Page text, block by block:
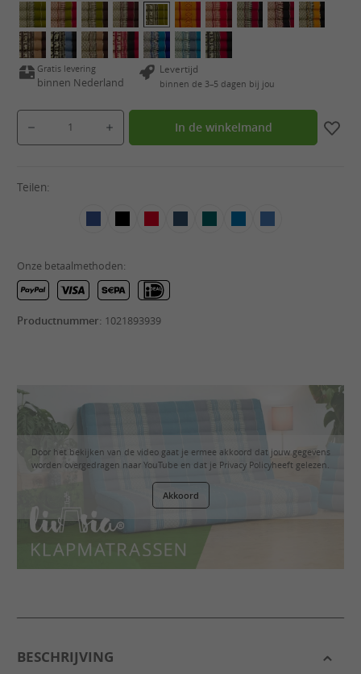
Gratis levering
binnen Nederland
Levertijd
binnen de 3–5 dagen bij jou
Producthoeveelheid: Voer de gewenste hoeveelheid in of gebruik de knoppen om de
In de winkelmand
Teilen:
Onze betaalmethoden:
Productnummer: 1021893939
Door het bekijken van de video gaat je ermee akkoord dat jouw gegevens
worden overgedragen naar YouTube en dat je Privacy Policyheeft gelezen.
Akkoord
BESCHRIJVING